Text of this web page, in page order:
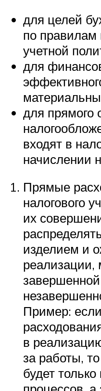
для целей
по правилам
учетной
для
для прямого
входят в
начислении
Прямые
налогового
их
изделием и
реализации,
Пример:
в
за работы,
будет